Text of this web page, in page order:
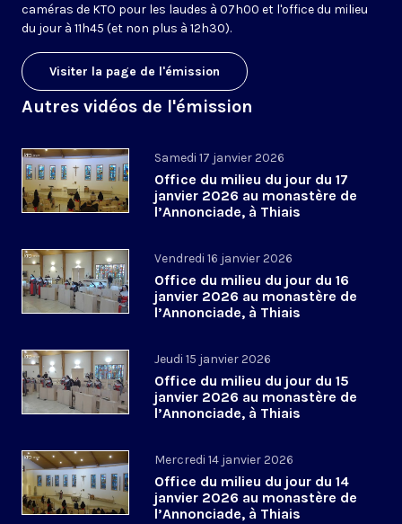
caméras de KTO pour les laudes à 07h00 et l'office du milieu
du jour à 11h45 (et non plus à 12h30).
Visiter la page de l'émission
Autres vidéos de l'émission
Samedi 17 janvier 2026
Office du milieu du jour du 17
janvier 2026 au monastère de
l’Annonciade, à Thiais
Vendredi 16 janvier 2026
Office du milieu du jour du 16
janvier 2026 au monastère de
l’Annonciade, à Thiais
Jeudi 15 janvier 2026
Office du milieu du jour du 15
janvier 2026 au monastère de
l’Annonciade, à Thiais
Mercredi 14 janvier 2026
Office du milieu du jour du 14
janvier 2026 au monastère de
l’Annonciade, à Thiais